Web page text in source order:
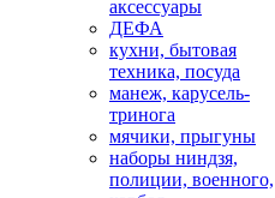
аксессуары
ДЕФА
кухни, бытовая
техника, посуда
манеж, карусель-
тринога
мячики, прыгуны
наборы ниндзя,
полиции, военного,